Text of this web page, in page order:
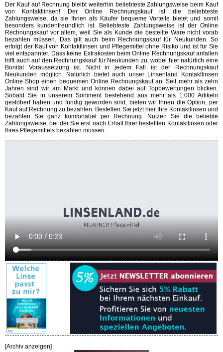
Der Kauf auf Rechnung bleibt weiterhin beliebteste Zahlungsweise beim Kauf
von Kontaktlinsen! Der Online Rechnungskauf ist die beliebteste
Zahlungsweise, da sie Ihnen als Käufer bequeme Vorteile bietet und somit
besonders kundenfreundlich ist. Beliebteste Zahlungsweise ist der Online
Rechnungskauf vor allem, weil Sie als Kunde die bestellte Ware nicht vorab
bezahlen müssen. Das gilt auch beim Rechnungskauf für Neukunden. So
erfolgt der Kauf von Kontaktlinsen und Pflegemittel ohne Risiko und ist für Sie
viel entspannter. Dass keine Extrakosten beim Online Rechnungskauf anfallen
trifft auch auf den Rechnungskauf für Neukunden zu, wobei hier natürlich eine
Bonität Voraussetzung ist. Nicht in jedem Fall ist der Rechnungskauf
Neukunden möglich. Natürlich bietet auch unser Linsenland Kontaktlinsen
Online Shop einen bequemen Online Rechnungskauf an. Seit mehr als zehn
Jahren sind wir am Markt und können dabei auf Topbewertungen blicken.
Sobald Sie in unserem Sortiment bestehend aus mehr als 1.000 Artikeln
gestöbert haben und fündig geworden sind, bieten wir Ihnen die Option, per
Kauf auf Rechnung zu bezahlen. Bestellen Sie jetzt hier Ihre Kontaktlinsen und
bezahlen Sie ganz komfortabel per Rechnung. Nutzen Sie die beliebte
Zahlungsweise, bei der Sie erst nach Erhalt Ihrer bestellten Kontaktlinsen oder
Ihres Pflegemittels bezahlen müssen.
[Archiv anzeigen]